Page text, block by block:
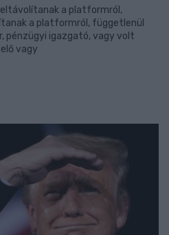
a platformról,
a platformról, függetlenül
pénzügyi igazgató, vagy volt
vagy